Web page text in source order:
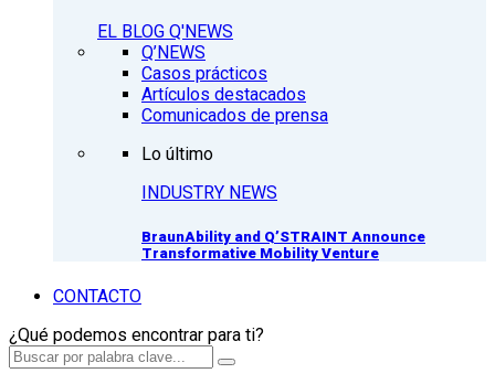
EL BLOG Q'NEWS
Q’NEWS
Casos prácticos
Artículos destacados
Comunicados de prensa
Lo último
INDUSTRY NEWS
BraunAbility and Q’STRAINT Announce
Transformative Mobility Venture
CONTACTO
¿Qué podemos encontrar para ti?